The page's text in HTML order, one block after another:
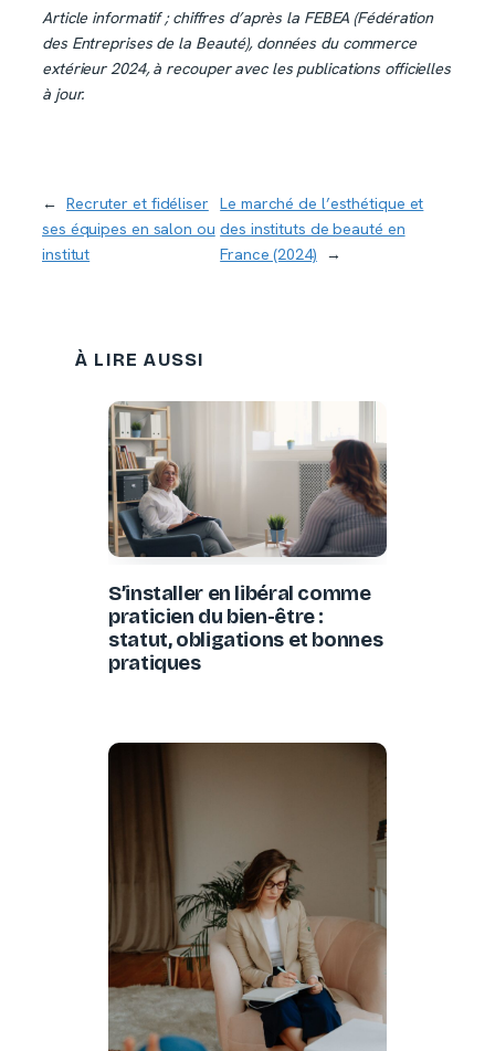
Article informatif ; chiffres d’après la FEBEA (Fédération
des Entreprises de la Beauté), données du commerce
extérieur 2024, à recouper avec les publications officielles
à jour.
← Recruter et fidéliser
ses équipes en salon ou
institut
Le marché de l’esthétique et
des instituts de beauté en
France (2024)
→
À LIRE AUSSI
S’installer en libéral comme
praticien du bien-être :
statut, obligations et bonnes
pratiques